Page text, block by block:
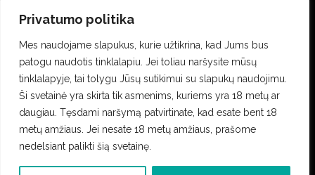
Privatumo politika
Mes naudojame slapukus, kurie užtikrina, kad Jums bus
patogu naudotis tinklalapiu. Jei toliau naršysite mūsų
tinklalapyje, tai tolygu Jūsų sutikimui su slapukų naudojimu.
Ši svetainė yra skirta tik asmenims, kuriems yra 18 metų ar
daugiau. Tęsdami naršymą patvirtinate, kad esate bent 18
metų amžiaus. Jei nesate 18 metų amžiaus, prašome
nedelsiant palikti šią svetainę.
info@tavokaljanas.lt
+370 69226633